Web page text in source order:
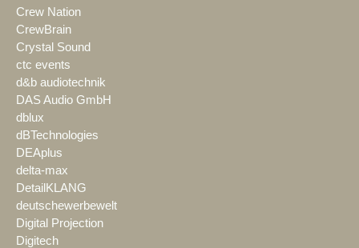
Crew Nation
CrewBrain
Crystal Sound
ctc events
d&b audiotechnik
DAS Audio GmbH
dblux
dBTechnologies
DEAplus
delta-max
DetailKLANG
deutschewerbewelt
Digital Projection
Digitech